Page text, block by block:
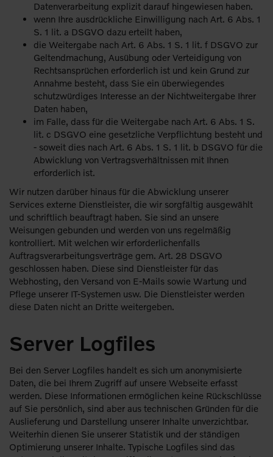
Datenverarbeitung explizit darauf hingewiesen haben.
wenn Ihre ausdrückliche Einwilligung nach Art. 6 Abs. 1
S. 1 lit. a DSGVO dazu erteilt haben,
die Weitergabe nach Art. 6 Abs. 1 S. 1 lit. f DSGVO zur
Geltendmachung, Ausübung oder Verteidigung von
Rechtsansprüchen erforderlich ist und kein Grund zur
Annahme besteht, dass Sie ein überwiegendes
schutzwürdiges Interesse an der Nichtweitergabe Ihrer
Daten haben,
im Falle, dass für die Weitergabe nach Art. 6 Abs. 1 S.
lit. c DSGVO eine gesetzliche Verpflichtung besteht und
- soweit dies nach Art. 6 Abs. 1 S. 1 lit. b DSGVO für die
Abwicklung von Vertragsverhältnissen mit Ihnen
erforderlich ist.
Wir nutzen darüber hinaus für die Abwicklung unserer
Services externe Dienstleister, die wir sorgfältig ausgewählt
und schriftlich beauftragt haben. Sie sind an unsere
Weisungen gebunden und werden von uns regelmäßig
kontrolliert. Mit welchen wir erforderlichenfalls
Auftragsverarbeitungsverträge gem. Art. 28 DSGVO
geschlossen haben. Diese sind Dienstleister für das
Webhosting, den Versand von E-Mails sowie Wartung und
Pflege unserer IT-Systemen usw. Die Dienstleister werden
diese Daten nicht an Dritte weitergeben.
Server Logfiles
Bei den Server Logfiles handelt es sich um anonymisierte
Daten, die bei Ihrem Zugriff auf unsere Webseite erfasst
werden. Diese Informationen ermöglichen keine Rückschlüsse
auf Sie persönlich, sind aber aus technischen Gründen für die
Auslieferung und Darstellung unserer Inhalte unverzichtbar.
Weiterhin dienen Sie unserer Statistik und der ständigen
Optimierung unserer Inhalte. Typische Logfiles sind das